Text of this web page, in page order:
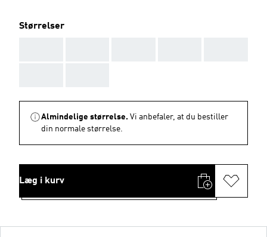
Størrelser
Almindelige størrelse. Vi anbefaler, at du bestiller
din normale størrelse.
Læg i kurv